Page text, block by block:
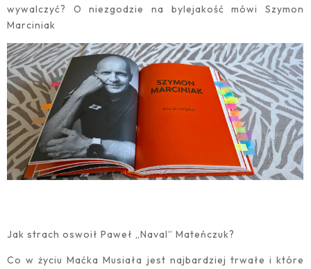
wywalczyć? O niezgodzie na bylejakość mówi Szymon
Marciniak
Jak strach oswoił Paweł „Naval” Mateńczuk?
Co w życiu Maćka Musiała jest najbardziej trwałe i które